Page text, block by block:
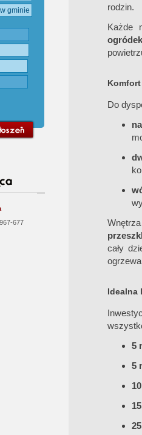
677
rodzin.
Każde
ogródek
Do
cały
Idealna
5
5